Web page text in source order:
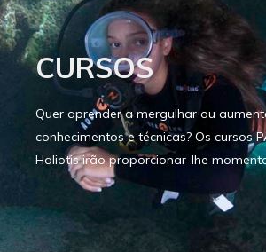
CURSOS
Quer aprender a mergulhar ou
conhecimentos e técnicas? Os cursos
Haliotis irão proporcionar-lhe